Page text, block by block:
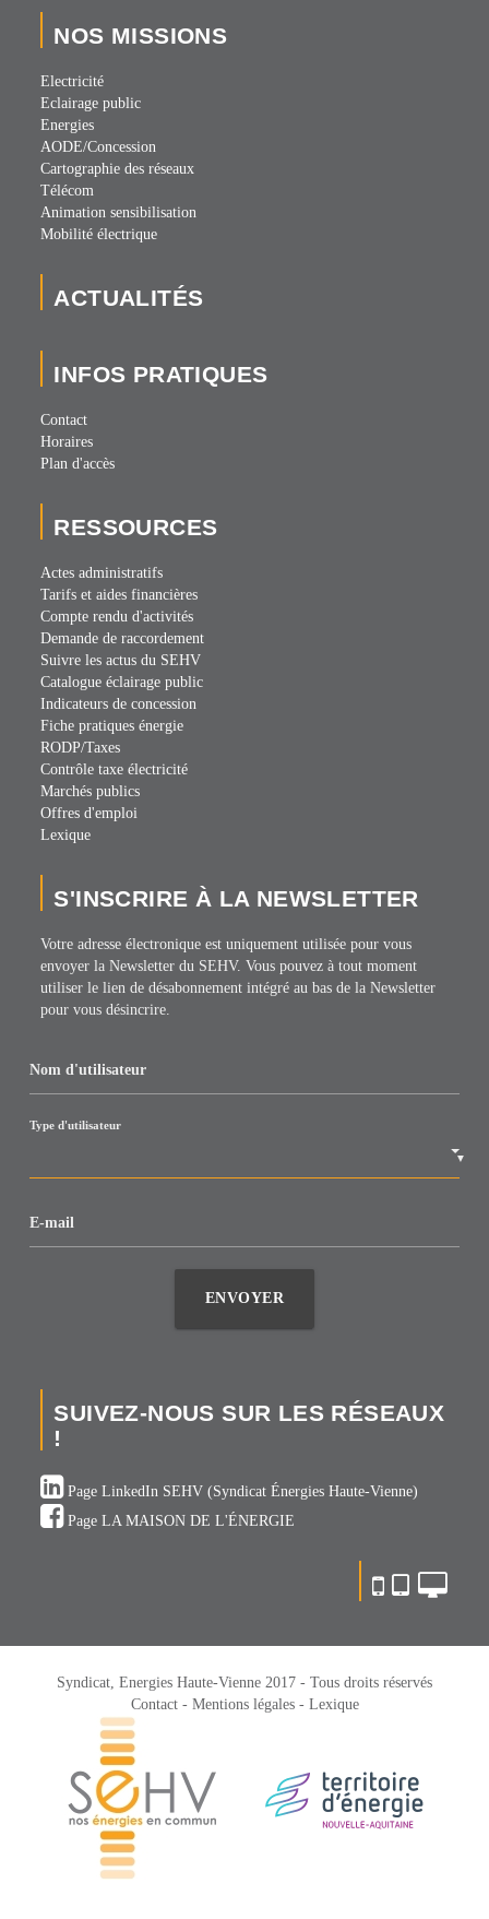
NOS MISSIONS
Electricité
Eclairage public
Energies
AODE/Concession
Cartographie des réseaux
Télécom
Animation sensibilisation
Mobilité électrique
ACTUALITÉS
INFOS PRATIQUES
Contact
Horaires
Plan d'accès
RESSOURCES
Actes administratifs
Tarifs et aides financières
Compte rendu d'activités
Demande de raccordement
Suivre les actus du SEHV
Catalogue éclairage public
Indicateurs de concession
Fiche pratiques énergie
RODP/Taxes
Contrôle taxe électricité
Marchés publics
Offres d'emploi
Lexique
S'INSCRIRE À LA NEWSLETTER
Votre adresse électronique est uniquement utilisée pour vous
envoyer la Newsletter du SEHV. Vous pouvez à tout moment
utiliser le lien de désabonnement intégré au bas de la Newsletter
pour vous désincrire.
Nom d'utilisateur
▼
Type d'utilisateur
E-mail
ENVOYER
SUIVEZ-NOUS SUR LES RÉSEAUX
!
Page LinkedIn SEHV (Syndicat Énergies Haute-Vienne)
Page LA MAISON DE L'ÉNERGIE
Syndicat, Energies Haute-Vienne 2017 - Tous droits réservés
Contact - Mentions légales - Lexique